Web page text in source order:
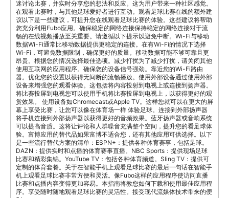
迷讨论比赛，并实时分享您的想法和反应。这为用户带来一种社区感觉。
在观看比赛时，与其他足球爱好者进行互动。观看足球比赛在线的额外建
议以下是一些建议，可提升您在线观看足球比赛的体验。这些建议将帮助
您充分利用Fubo应用。确保稳定的网络连接保持稳定的网络连接对于流
畅的在线视频播放至关重要。请遵循以下提示以避免中断。Wi-Fi与移动
数据Wi-Fi通常比移动数据提供更稳定的连接。在有Wi-Fi的情况下选择
Wi-Fi，可避免数据限制，确保更好的质量。移动数据可能不够可靠且更
昂贵。根据您的情况选择最佳选项。减少打扰为了减少打扰，请关闭其他
使用互联网的应用程序。确保您的设备信号强劲。靠近您的Wi-Fi路由
器。优化您的设置以获得无间断的流畅播放。使用外部设备通过使用外部
设备来增强您的观看体验。这包括将内容投射到电视上或连接到扬声器。
将比赛投屏到电视您可以使用手机将比赛投屏到电视上，以获得更好的观
赏效果。 使用设备如Chromecast或Apple TV。这样您就可以在更大的屏
幕上享受比赛，让您可以像在体育场一样 体验足球。连接到外部扬声器
将手机连接到外部扬声器以获得更好的音频效果。蓝牙扬声器或音响系统
可以提高音质。这将让评论和人群噪音充满整个空间，提升您的看足球体
验。富博应用的替代品如果富博不适合您，还有其他应用可供选择。以下
是一些流行替代方案的清单：ESPN+：提供各种体育赛事，包括足球。
DAZN：提供实时和点播的体育赛事直播。NBC Sports：提供现场足球
比赛和精彩集锦。YouTube TV：包括各种体育频道。Sling TV：提供可
定制的体育套餐。关于在智能手机上观看足球比赛的最后一句话在智能手
机上观看足球比赛非常方便和灵活。像Fubo这样的应用程序使访问直播
比赛和点播内容变得更加容易。本指南将教您如何下载和使用最佳应用程
序。享受随时随地观看足球比赛的灵活性。接受现代流媒体技术带来的便